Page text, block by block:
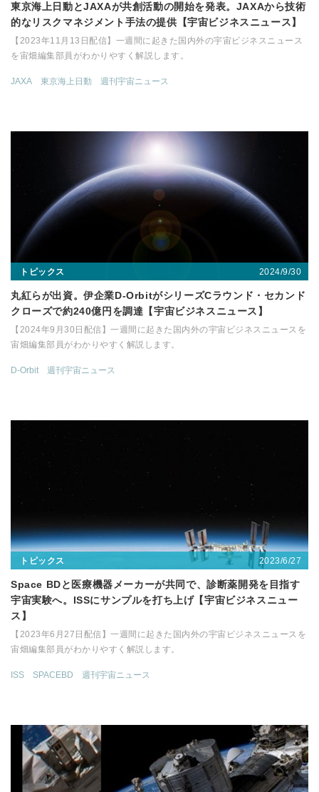
東京海上日動とJAXAが共創活動の開始を発表。JAXAから技術
的なリスクマネジメント手法の提供【宇宙ビジネスニュース】
【2023年11月13日配信】一週間に起きた国内外の宇宙ビジネスニュース
を宙畑編集部員がわかりやすく解説します。
JAXA 東京海上日動 週刊宇宙ニュース
トピックス 2024/9/30
丸紅らが出資。伊企業D-OrbitがシリーズCラウンド・セカンド
クローズで約240億円を調達【宇宙ビジネスニュース】
【2024年9月30日配信】一週間に起きた国内外の宇宙ビジネスニュースを
宙畑編集部員がわかりやすく解説します。
D-Orbit 週刊宇宙ニュース
トピックス 2023/6/27
Space BDと医療機器メーカーが共同で、診断薬開発を目指す
宇宙実験へ。ISSにサンプルを打ち上げ【宇宙ビジネスニュー
ス】
【2023年6月27日配信】一週間に起きた国内外の宇宙ビジネスニュースを
宙畑編集部員がわかりやすく解説します。
ISS SPACEBD 週刊宇宙ニュース